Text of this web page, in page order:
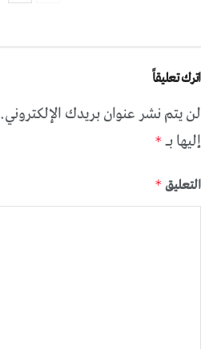
اترك تعليقاً
لن يتم نشر عنوان بريدك الإلكتروني.
إليها بـ *
التعليق *